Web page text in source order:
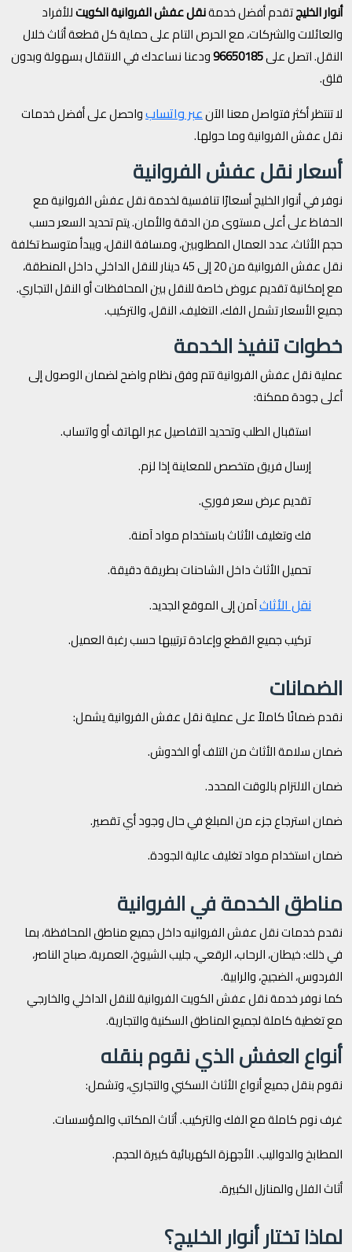
أنوار الخليجتقدم أفضل خدمةنقل عفش الفروانية الكويتللأفراد
والعائلات والشركات، مع الحرص التام على حماية كل قطعة أثاث خلال
النقل. اتصل على96650185ودعنا نساعدك في الانتقال بسهولة وبدون
قلق.
لا تنتظر أكثر فتواصل معنا الآنعبر واتسابواحصل على أفضل خدمات
نقل عفش الفروانية وما حولها.
أسعار نقل عفش الفروانية
نوفر في أنوار الخليج أسعارًا تنافسية لخدمة نقل عفش الفروانية مع
الحفاظ على أعلى مستوى من الدقة والأمان. يتم تحديد السعر حسب
حجم الأثاث، عدد العمال المطلوبين، ومسافة النقل، ويبدأ متوسط تكلفة
نقل عفش الفروانية من 20 إلى 45 دينار للنقل الداخلي داخل المنطقة،
مع إمكانية تقديم عروض خاصة للنقل بين المحافظات أو النقل التجاري.
جميع الأسعار تشمل الفك، التغليف، النقل، والتركيب.
خطوات تنفيذ الخدمة
عملية نقل عفش الفروانية تتم وفق نظام واضح لضمان الوصول إلى
أعلى جودة ممكنة:
استقبال الطلب وتحديد التفاصيل عبر الهاتف أو واتساب.
إرسال فريق متخصص للمعاينة إذا لزم.
تقديم عرض سعر فوري.
فك وتغليف الأثاث باستخدام مواد آمنة.
تحميل الأثاث داخل الشاحنات بطريقة دقيقة.
نقل الأثاثآمن إلى الموقع الجديد.
تركيب جميع القطع وإعادة ترتيبها حسب رغبة العميل.
الضمانات
نقدم ضمانًا كاملاً على عملية نقل عفش الفروانية يشمل:
ضمان سلامة الأثاث من التلف أو الخدوش.
ضمان الالتزام بالوقت المحدد.
ضمان استرجاع جزء من المبلغ في حال وجود أي تقصير.
ضمان استخدام مواد تغليف عالية الجودة.
مناطق الخدمة في الفروانية
نقدم خدمات نقل عفش الفروانيه داخل جميع مناطق المحافظة، بما
في ذلك: خيطان، الرحاب، الرقعي، جليب الشيوخ، العمرية، صباح الناصر،
الفردوس، الضجيج، والرابية.
كما نوفر خدمة نقل عفش الكويت الفروانية للنقل الداخلي والخارجي
مع تغطية كاملة لجميع المناطق السكنية والتجارية.
أنواع العفش الذي نقوم بنقله
نقوم بنقل جميع أنواع الأثاث السكني والتجاري، وتشمل:
غرف نوم كاملة مع الفك والتركيب.أثاث المكاتب والمؤسسات.
المطابخ والدواليب.الأجهزة الكهربائية كبيرة الحجم.
أثاث الفلل والمنازل الكبيرة.
لماذا تختار أنوار الخليج؟